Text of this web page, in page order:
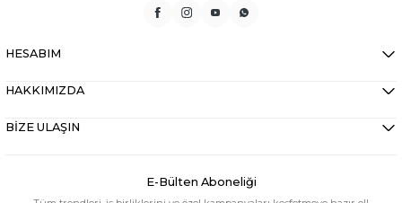
HESABIM
HAKKIMIZDA
BİZE ULAŞIN
E-Bülten Aboneliği